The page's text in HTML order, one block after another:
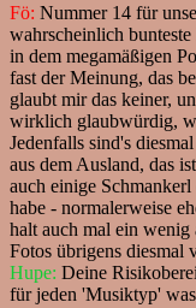
Fö: Nummer 14 für
wahrscheinlich
in dem megamäßigen
fast der Meinung, das
glaubt mir das keiner,
wirklich glaubwürdig,
Jedenfalls sind's
aus dem Ausland, das
auch einige
habe - normalerweise
halt auch mal ein wenig
Fotos übrigens diesmal
Hupe: Deine
für jeden 'Musiktyp'